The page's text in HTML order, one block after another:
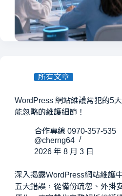
所有文章
WordPress 網站維護常犯的5
能忽略的維護細節！
合作專線 0970-357-535
@cherng64
2026 年 8 月 3 日
深入揭露WordPress網站維護
五大錯誤，從備份疏忽、外掛